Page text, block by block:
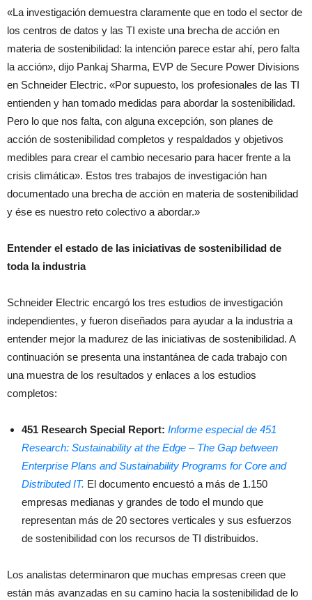
«La investigación demuestra claramente que en todo el sector de
los centros de datos y las TI existe una brecha de acción en
materia de sostenibilidad: la intención parece estar ahí, pero falta
la acción», dijo Pankaj Sharma, EVP de Secure Power Divisions
en Schneider Electric. «Por supuesto, los profesionales de las TI
entienden y han tomado medidas para abordar la sostenibilidad.
Pero lo que nos falta, con alguna excepción, son planes de
acción de sostenibilidad completos y respaldados y objetivos
medibles para crear el cambio necesario para hacer frente a la
crisis climática». Estos tres trabajos de investigación han
documentado una brecha de acción en materia de sostenibilidad
y ése es nuestro reto colectivo a abordar.»
Entender el estado de las iniciativas de sostenibilidad de
toda la industria
Schneider Electric encargó los tres estudios de investigación
independientes, y fueron diseñados para ayudar a la industria a
entender mejor la madurez de las iniciativas de sostenibilidad. A
continuación se presenta una instantánea de cada trabajo con
una muestra de los resultados y enlaces a los estudios
completos:
451 Research Special Report: Informe especial de 451
Research: Sustainability at the Edge – The Gap between
Enterprise Plans and Sustainability Programs for Core and
Distributed IT. El documento encuestó a más de 1.150
empresas medianas y grandes de todo el mundo que
representan más de 20 sectores verticales y sus esfuerzos
de sostenibilidad con los recursos de TI distribuidos.
Los analistas determinaron que muchas empresas creen que
están más avanzadas en su camino hacia la sostenibilidad de lo